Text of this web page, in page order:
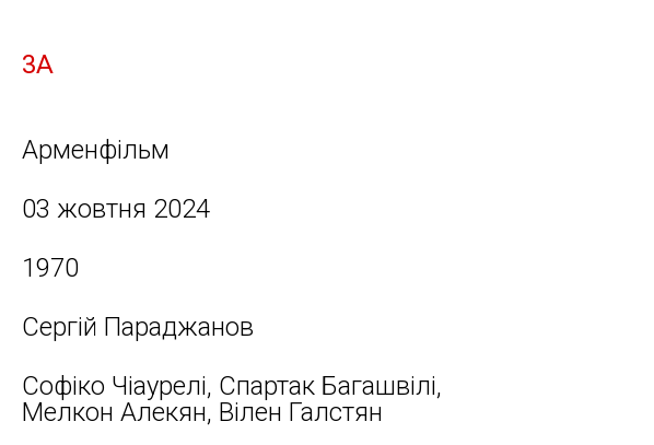
3А
Арменфільм
03 жовтня 2024
1970
Сергій Параджанов
Софіко Чіаурелі, Спартак Багашвілі,
Мелкон Алекян, Вілен Галстян